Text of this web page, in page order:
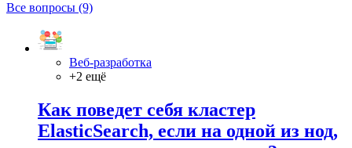
Все вопросы (9)
Веб-разработка
+2 ещё
Как поведет себя кластер
ElasticSearch, если на одной из нод,